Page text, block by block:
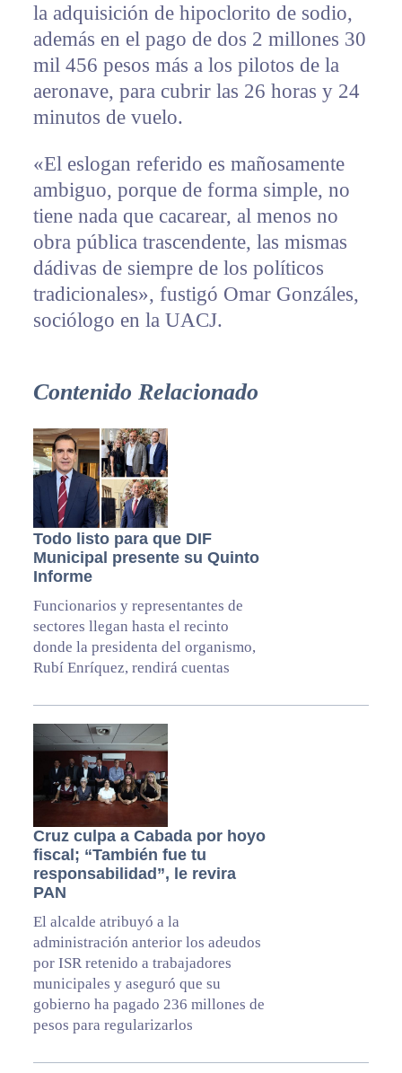
la adquisición de hipoclorito de sodio,
además en el pago de dos 2 millones 30
mil 456 pesos más a los pilotos de la
aeronave, para cubrir las 26 horas y 24
minutos de vuelo.
«El eslogan referido es mañosamente
ambiguo, porque de forma simple, no
tiene nada que cacarear, al menos no
obra pública trascendente, las mismas
dádivas de siempre de los políticos
tradicionales», fustigó Omar Gonzáles,
sociólogo en la UACJ.
Contenido Relacionado
Todo listo para que DIF
Municipal presente su Quinto
Informe
Funcionarios y representantes de
sectores llegan hasta el recinto
donde la presidenta del organismo,
Rubí Enríquez, rendirá cuentas
Cruz culpa a Cabada por hoyo
fiscal; “También fue tu
responsabilidad”, le revira
PAN
El alcalde atribuyó a la
administración anterior los adeudos
por ISR retenido a trabajadores
municipales y aseguró que su
gobierno ha pagado 236 millones de
pesos para regularizarlos